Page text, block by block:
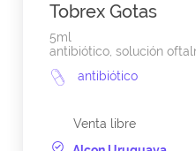
Tobrex Gotas
5ml
antibiótico, solución
antibiótico
Venta libre